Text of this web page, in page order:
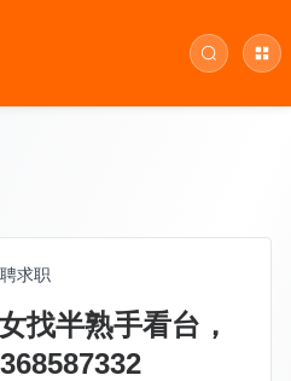
求职
找半熟手看台，